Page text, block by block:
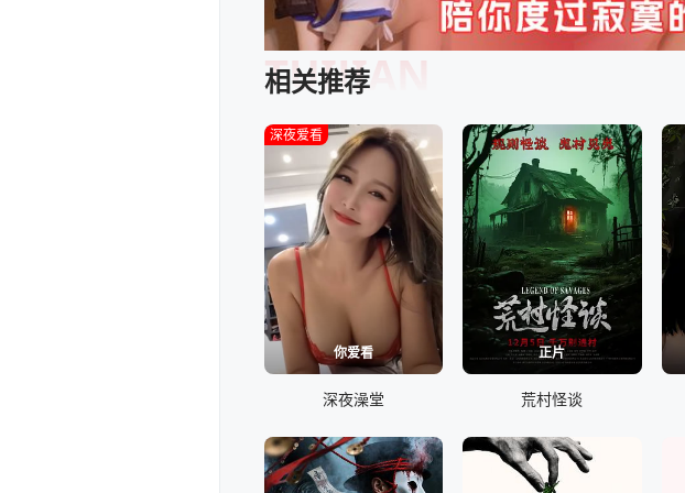
相关推荐
TUIJIAN
你爱看
深夜爱看
深夜澡堂
正片
荒村怪谈